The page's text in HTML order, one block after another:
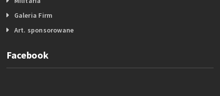
Galeria Firm
Art. sponsorowane
Facebook